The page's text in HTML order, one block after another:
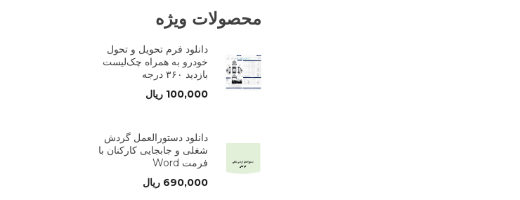
محصولات ویژه
دانلود فرم تحویل و تحول
خودرو به همراه چک‌لیست
بازدید ۳۶۰ درجه
100,000 ریال
دانلود دستورالعمل گردش
شغلی و جابجایی کارکنان با
فرمت Word
690,000 ریال